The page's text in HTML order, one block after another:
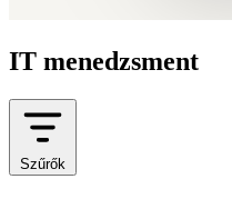
IT menedzsment
Szűrők